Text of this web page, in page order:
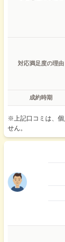
対応満足度の理由
成約時期
※上記口コミは、個
せん。